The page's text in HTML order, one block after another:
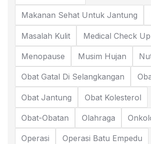
Makanan Sehat Untuk Jantung
Masalah Kulit Medical Check Up
Menopause Musim Hujan
Obat Gatal Di Selangkangan
Obat Jantung Obat Kolesterol
Obat-Obatan Olahraga
Operasi Operasi Batu Empedu